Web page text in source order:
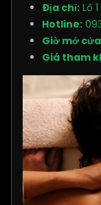
Địa chỉ: Lô
Hotline:
Giờ mở
Giá tham